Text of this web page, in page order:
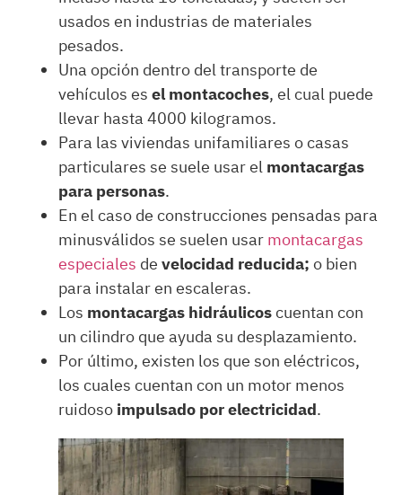
usados en industrias de materiales
pesados.
Una opción dentro del transporte de
vehículos esel montacoches, el cual puede
llevar hasta 4000 kilogramos.
Para las viviendas unifamiliares o casas
particulares se suele usar elmontacargas
para personas.
En el caso de construcciones pensadas para
minusválidos se suelen usarmontacargas
especiales develocidad reducida;o bien
para instalar en escaleras.
Los montacargas hidráulicoscuentan con
un cilindro que ayuda su desplazamiento.
Por último, existen los que son eléctricos,
los cuales cuentan con un motor menos
ruidosoimpulsado por electricidad.